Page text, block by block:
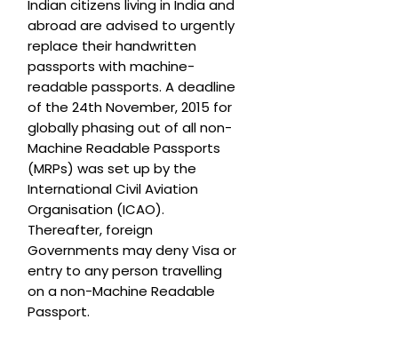
Indian citizens living in India and
abroad are advised to urgently
replace their handwritten
passports with machine-
readable passports. A deadline
of the 24th November, 2015 for
globally phasing out of all non-
Machine Readable Passports
(MRPs) was set up by the
International Civil Aviation
Organisation (ICAO).
Thereafter, foreign
Governments may deny Visa or
entry to any person travelling
on a non-Machine Readable
Passport.